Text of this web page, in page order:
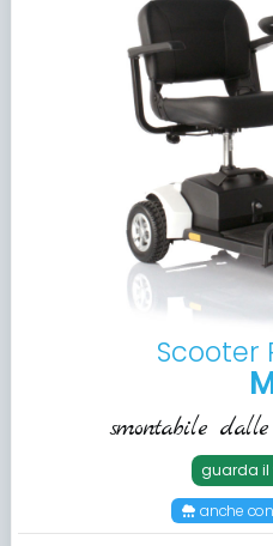
Scooter
smontabile
guarda il
anche